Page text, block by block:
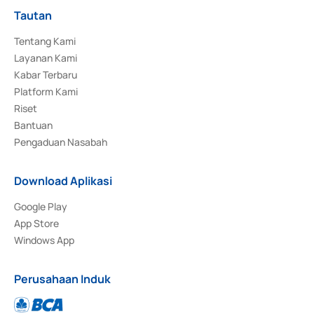
Tautan
Tentang Kami
Layanan Kami
Kabar Terbaru
Platform Kami
Riset
Bantuan
Pengaduan Nasabah
Download Aplikasi
Google Play
App Store
Windows App
Perusahaan Induk